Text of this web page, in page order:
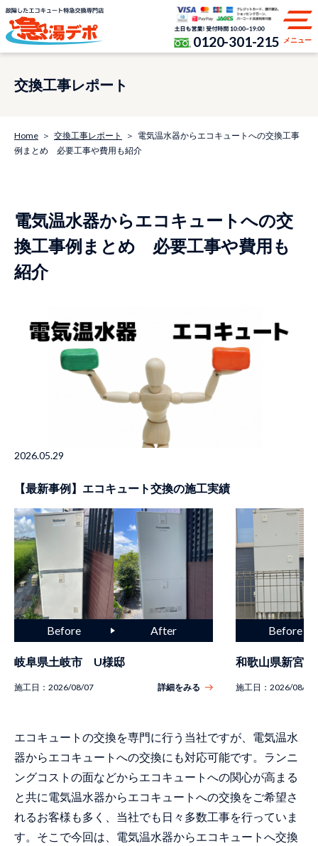
0120-301-215 メニュー
交換工事レポート
Home 交換工事レポート
電気温水器からエコキュートへの交換工事
例まとめ 必要工事や費用も紹介
電気温水器からエコキュートへの交
換工事例まとめ 必要工事や費用も
紹介
2026.05.29
【最新事例】エコキュート交換の施工実績
岐阜県土岐市 U様邸
施工日： 2026/08/07 詳細をみる
和歌山県新宮
施工日： 2026/08/07
エコキュートの交換を専門に行う当社ですが、電気温水
器からエコキュートへの交換にも対応可能です。ランニ
ングコストの面などからエコキュートへの関心が高まる
と共に電気温水器からエコキュートへの交換をご希望さ
れるお客様も多く、当社でも日々多数工事を行っていま
す。そこで今回は、電気温水器からエコキュートへ交換